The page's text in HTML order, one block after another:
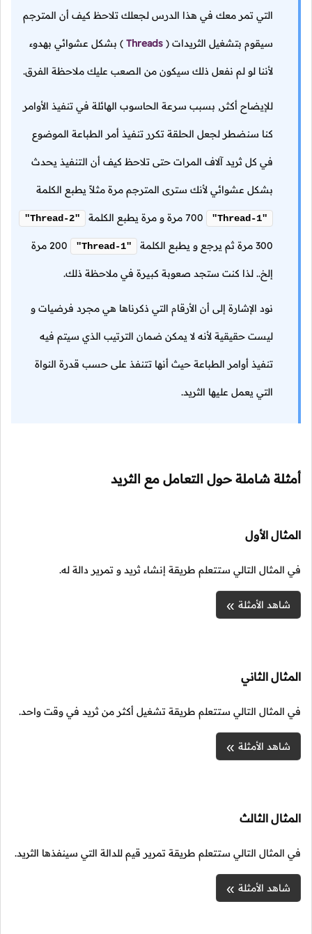
التي تمر معك في هذا الدرس لجعلك تلاحظ كيف أن المترجم
سيقوم بتشغيل الثريدات (
Threads
) بشكل عشوائي بهدوء
لأننا لو لم نفعل ذلك سيكون من الصعب عليك ملاحظة الفرق.
للإيضاح أكثر, بسبب سرعة الحاسوب الهائلة في تنفيذ الأوامر
كنا سنضطر لجعل الحلقة تكرر تنفيذ أمر الطباعة الموضوع
في كل ثريد آلاف المرات حتى تلاحظ كيف أن التنفيذ يحدث
بشكل عشوائي لأنك سترى المترجم مرة مثلاً يطبع الكلمة
"Thread-1"
"Thread-2"
300 مرة ثم يرجع و يطبع الكلمة "Thread-1" 200 مرة
إلخ.. لذا كنت ستجد صعوبة كبيرة في ملاحظة ذلك.
نود الإشارة إلى أن الأرقام التي ذكرناها هي مجرد فرضيات و
ليست حقيقية لأنه لا يمكن ضمان الترتيب الذي سيتم فيه
تنفيذ أوامر الطباعة حيث أنها تتنفذ على حسب قدرة النواة
التي يعمل عليها الثريد.
أمثلة شاملة حول التعامل مع الثريد
المثال الأول
في المثال التالي ستتعلم طريقة إنشاء ثريد و تمرير دالة له.
شاهد الأمثلة
المثال الثاني
في المثال التالي ستتعلم طريقة تشغيل أكثر من ثريد في وقت واحد.
شاهد الأمثلة
المثال الثالث
في المثال التالي ستتعلم طريقة تمرير قيم للدالة التي سينفذها الثريد.
شاهد الأمثلة